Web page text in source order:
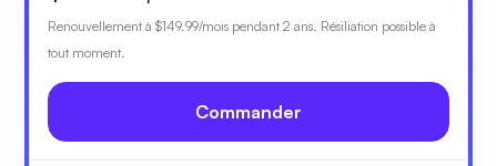
Renouvellement à $149.99/mois pendant 2 ans. Résiliation possible à
tout moment.
Commander